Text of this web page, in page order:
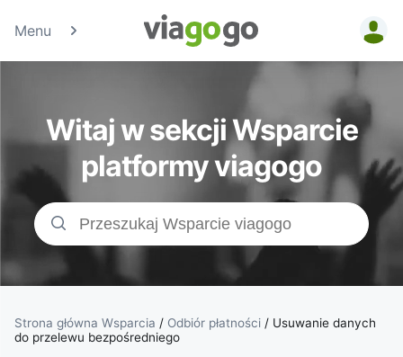
Menu
Bilety -
Bilety na
koncerty,
bilety
sportowe
&amp;
bilety do
Witaj w sekcji Wsparcie
platformy viagogo
Strona główna Wsparcia / Odbiór płatności / Usuwanie danych
do przelewu bezpośredniego